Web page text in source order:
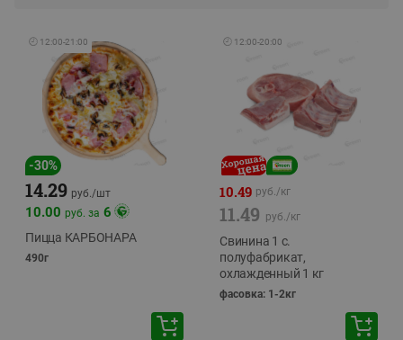
🕘 12:00-21:00
-30%
14.29 руб./шт
10.00 руб. за 6
Пицца КАРБОНАРА
490г
🕘 12:00-20:00
10.49 руб./кг
11.49 руб./кг
Свинина 1 с.
полуфабрикат,
охлажденный 1 кг
фасовка: 1-2кг